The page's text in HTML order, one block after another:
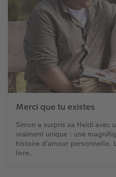
Merci que tu existes
Simon a surpris sa Heidi avec
vraiment unique : une
histoire d’amour personnelle.
livre.